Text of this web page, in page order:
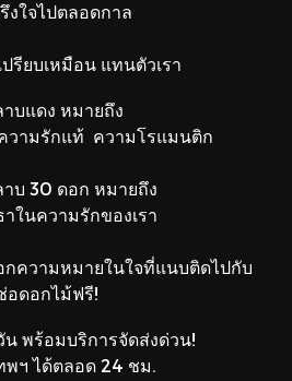
งใจไปตลอดกาล
รียบเหมือน แทนตัวเรา
บแดง หมายถึง
วามรักแท้ ความโรแมนติก
บ 30 ดอก หมายถึง
ในความรักของเรา
กความหมายในใจที่แนบติดไปกับ
อดอกไม้ฟรี!
น พร้อมบริการจัดส่งด่วน!
พฯ ได้ตลอด 24 ชม.